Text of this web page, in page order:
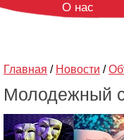
О нас
Главная / Новости /
Молодежный